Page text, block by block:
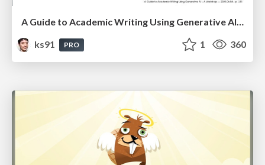
A Guide to Academic Writing Using Generative AI - A Workshop
ks91
PRO 1 360